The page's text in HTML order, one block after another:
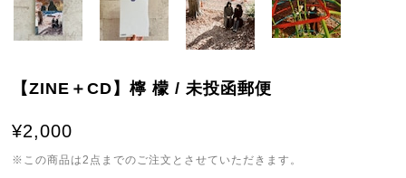
【ZINE＋CD】檸 檬 / 未投函郵便
¥2,000
※この商品は2点までのご注文とさせていただきます。